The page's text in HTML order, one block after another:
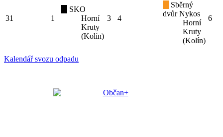
31 1
SKO
Horní
Kruty
(Kolín)
3 4
Sběrný
dvůr Nykos
Horní
Kruty
(Kolín)
6
Kalendář svozu odpadu